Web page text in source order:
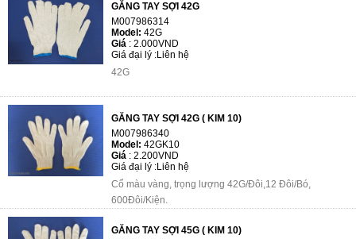
GĂNG TAY SỢI 42G
M007986314
Model: 42G
Giá : 2.000VND
Giá đại lý :Liên hệ
42G
GĂNG TAY SỢI 42G ( KIM 10)
M007986340
Model: 42GK10
Giá : 2.200VND
Giá đại lý :Liên hệ
Cổ màu vàng, trọng lượng 42G/Đôi,12 Đôi/Bó,
600Đôi/Kiện.
GĂNG TAY SỢI 45G ( KIM 10)